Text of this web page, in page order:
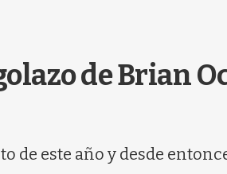
de Brian
de este año y desde